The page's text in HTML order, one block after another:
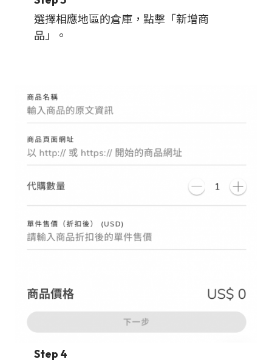
選擇相應地區的倉庫，點擊「新增商
品」。
Step 4